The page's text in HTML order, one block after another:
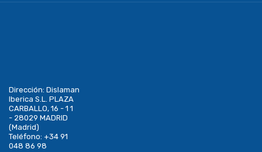
Dirección: Dislaman
Iberica S.L. PLAZA
CARBALLO, 16 - 1 1
- 28029 MADRID
(Madrid)
Teléfono: +34 91
048 86 98